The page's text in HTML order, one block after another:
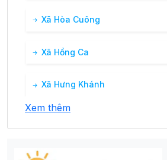
Xã Hòa Cuông
Xã Hồng Ca
Xã Hưng Khánh
Xem thêm